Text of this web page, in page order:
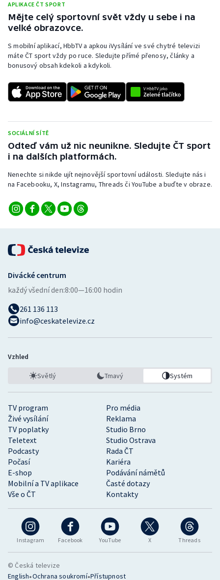
Plážový volejbal
Ragby
Rychlobruslení
Short track
Sportovní střelba
Stolní tenis
Triatlon
Vodní slalom
APLIKACE ČT SPORT
Mějte celý sportovní svět vždy u sebe i na
velké obrazovce.
S mobilní aplikací, HbbTV a apkou iVysílání ve své chytré televizi
máte ČT sport vždy po ruce. Sledujte přímé přenosy, články a
bonusový obsah kdekoli a kdykoli.
SOCIÁLNÍ SÍTĚ
Odteď vám už nic neunikne. Sledujte ČT sport
i na dalších platformách.
Nenechte si nikde ujít nejnovější sportovní události. Sledujte nás i
na Facebooku, X, Instagramu, Threads či YouTube a buďte v obraze.
Instagram Facebook YouTube X Threads
TV program
Pro média
Živé vysílání
Reklama
TV poplatky
Studio Brno
Teletext
Studio Ostrava
Podcasty
Rada ČT
Počasí
Kariéra
E-shop
Podávání námětů
Mobilní a TV aplikace
Časté dotazy
Vše o ČT
Kontakty
Divácké centrum
každý všední den:8:00—16:00 hodin
261 136 113
info@ceskatelevize.cz
Vzhled
Světlý Tmavý Systém
© Česká televize
English•Ochrana soukromí•Přístupnost